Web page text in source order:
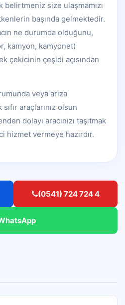
belirtmeniz size ulaşmamızı
başında gelmektedir.
ne durumda olduğunu,
kamyon, kamyonet)
çekicinin çeşidi açısından
veya arıza
araçlarınız olsun
dolayı aracınızı taşıtmak
hizmet vermeye hazırdır.
(0541) 724 724 4